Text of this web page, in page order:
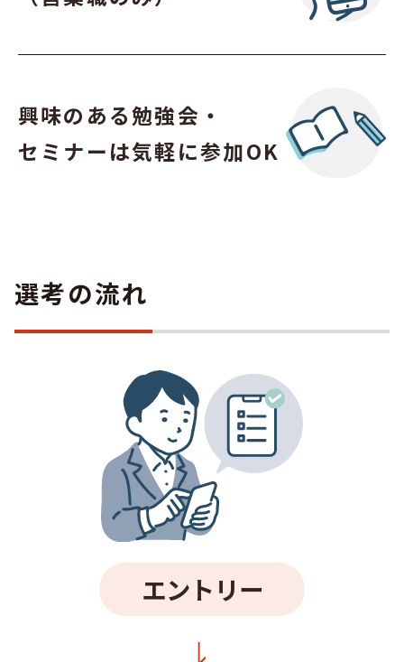
興味のある勉強会・
セミナーは気軽に参加OK
選考の流れ
エントリー